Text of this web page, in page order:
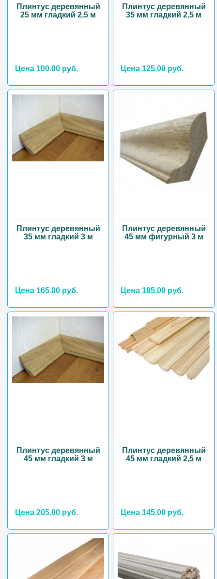
Плинтус деревянный
25 мм гладкий 2,5 м
Цена 100.00 руб.
Плинтус деревянный
35 мм гладкий 2,5 м
Цена 125.00 руб.
Плинтус деревянный
35 мм гладкий 3 м
Цена 165.00 руб.
Плинтус деревянный
45 мм фигурный 3 м
Цена 185.00 руб.
Плинтус деревянный
45 мм гладкий 3 м
Цена 205.00 руб.
Плинтус деревянный
45 мм гладкий 2,5 м
Цена 145.00 руб.